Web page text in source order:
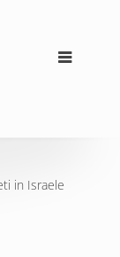
in Israele